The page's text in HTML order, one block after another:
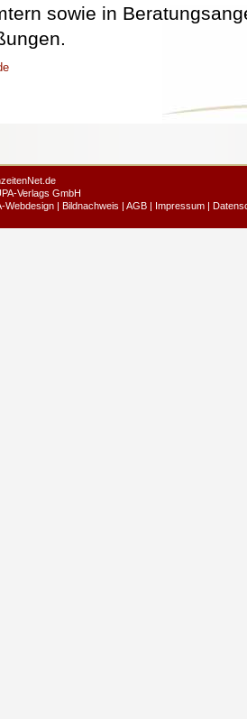
sowie in
Verlags GmbH
Webdesign | Bildnachweis | AGB | Impressum |